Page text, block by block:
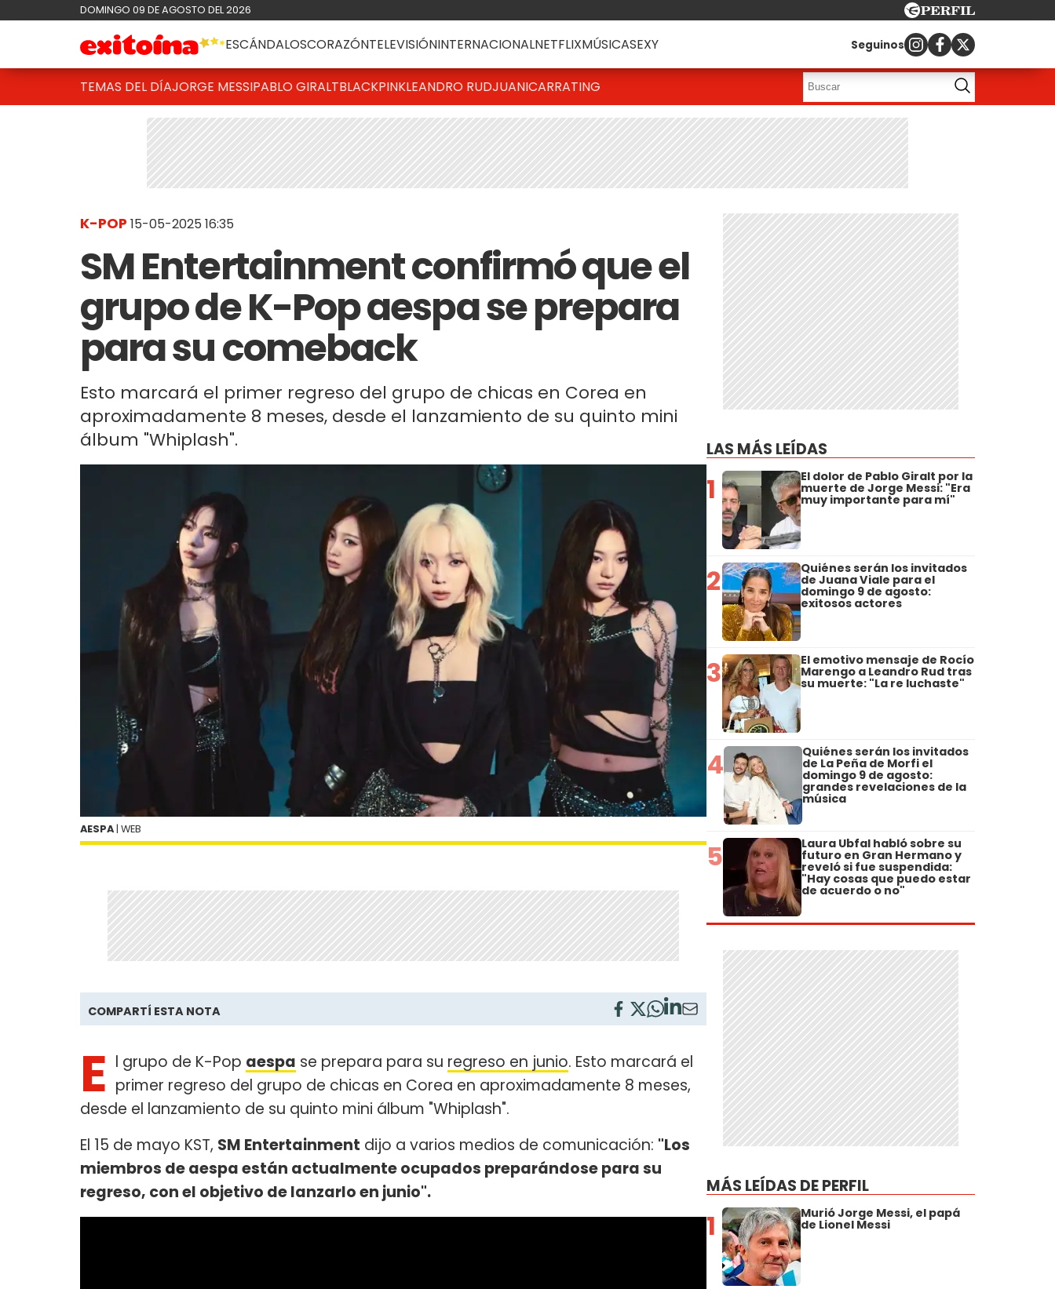
DOMINGO 09 DE AGOSTO DEL 2026
ESCÁNDALOSCORAZÓNTELEVISIÓNINTERNACIONALNETFLIXMÚSICASEXY Seguinos
TEMAS DEL DÍAJORGE MESSIPABLO GIRALTBLACKPINKLEANDRO RUDJUANICARRATING
K-POP 15-05-2025 16:35
SM Entertainment confirmó que el
grupo de K-Pop aespa se prepara
para su comeback
Esto marcará el primer regreso del grupo de chicas en Corea en
aproximadamente 8 meses, desde el lanzamiento de su quinto mini
álbum "Whiplash".
AESPA | WEB
COMPARTÍ ESTA NOTA
E l grupo de K-Pop aespa se prepara para su regreso en junio. Esto marcará el
primer regreso del grupo de chicas en Corea en aproximadamente 8 meses,
desde el lanzamiento de su quinto mini álbum "Whiplash".
El 15 de mayo KST, SM Entertainment dijo a varios medios de comunicación: "Los
miembros de aespa están actualmente ocupados preparándose para su
regreso, con el objetivo de lanzarlo en junio".
LAS MÁS LEÍDAS
1 El dolor de Pablo Giralt por la
muerte de Jorge Messi: "Era
muy importante para mí"
2 Quiénes serán los invitados
de Juana Viale para el
domingo 9 de agosto:
exitosos actores
3 El emotivo mensaje de Rocío
Marengo a Leandro Rud tras
su muerte: "La re luchaste"
4 Quiénes serán los invitados
de La Peña de Morfi el
domingo 9 de agosto:
grandes revelaciones de la
música
5 Laura Ubfal habló sobre su
futuro en Gran Hermano y
reveló si fue suspendida:
"Hay cosas que puedo estar
de acuerdo o no"
MÁS LEÍDAS DE PERFIL
1 Murió Jorge Messi, el papá
de Lionel Messi